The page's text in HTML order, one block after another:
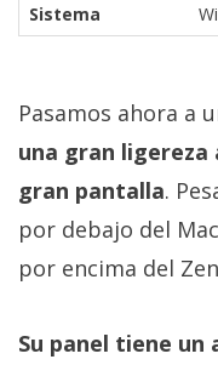
Sistema
Pasamos ahora a
una gran ligereza
gran pantalla.
por debajo del
por encima del
Su panel tiene